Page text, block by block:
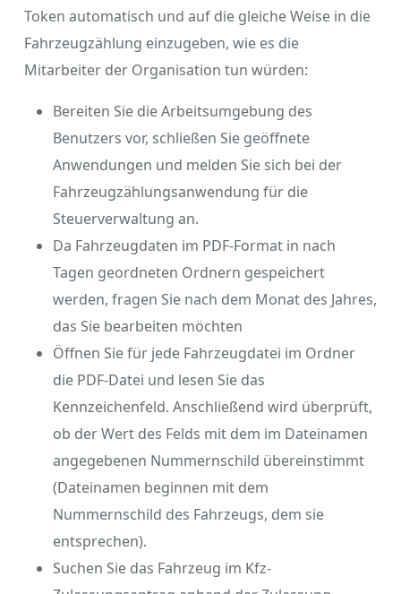
Token automatisch und auf die gleiche Weise in die
Fahrzeugzählung einzugeben, wie es die
Mitarbeiter der Organisation tun würden:
Bereiten Sie die Arbeitsumgebung des
Benutzers vor, schließen Sie geöffnete
Anwendungen und melden Sie sich bei der
Fahrzeugzählungsanwendung für die
Steuerverwaltung an.
Da Fahrzeugdaten im PDF-Format in nach
Tagen geordneten Ordnern gespeichert
werden, fragen Sie nach dem Monat des Jahres,
das Sie bearbeiten möchten
Öffnen Sie für jede Fahrzeugdatei im Ordner
die PDF-Datei und lesen Sie das
Kennzeichenfeld. Anschließend wird überprüft,
ob der Wert des Felds mit dem im Dateinamen
angegebenen Nummernschild übereinstimmt
(Dateinamen beginnen mit dem
Nummernschild des Fahrzeugs, dem sie
entsprechen).
Suchen Sie das Fahrzeug im Kfz-